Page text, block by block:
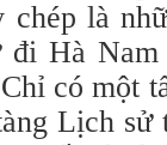
chép là
đi Hà
có một
Lịch sử